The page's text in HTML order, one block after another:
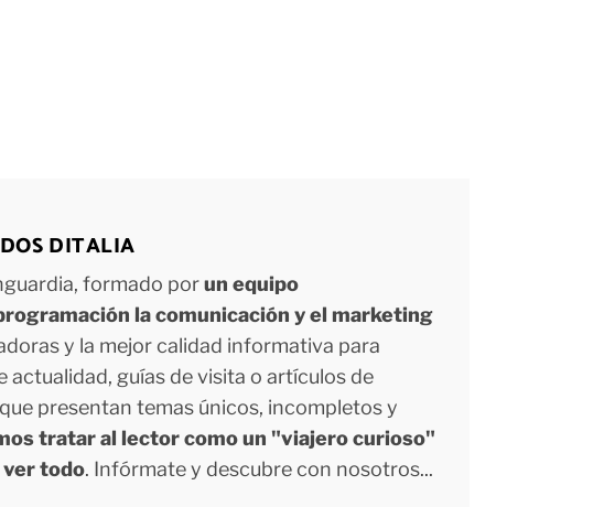
DITALIA
formado porun equipo
la comunicación y el marketing
y la mejor calidad informativa para
guías de visita o artículos de
presentan temas únicos, incompletos y
tratar al lector como un "viajero curioso"
ver todo. Infórmate y descubre con nosotros...